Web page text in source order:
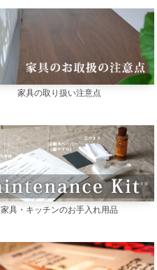
家具の取り扱い注意点
家具・キッチンのお手入れ用品